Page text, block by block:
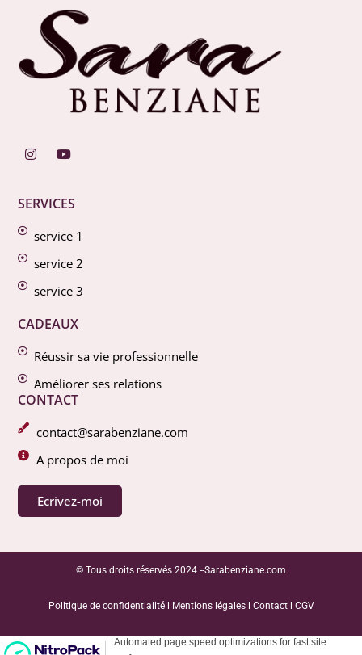
SERVICES
service 1
service 2
service 3
CADEAUX
Réussir sa vie professionnelle
Améliorer ses relations
CONTACT
contact@sarabenziane.com
A propos de moi
Ecrivez-moi
© Tous droits réservés 2024 --Sarabenziane.com
Politique de confidentialitél Mentions légalesl Contactl CGV